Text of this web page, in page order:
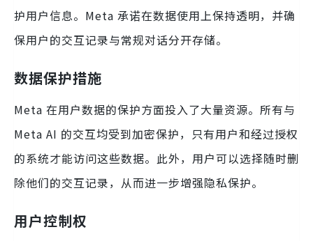
护用户信息。Meta 承诺在数据使用上保持透明，并确
保用户的交互记录与常规对话分开存储。
数据保护措施
Meta 在用户数据的保护方面投入了大量资源。所有与
Meta AI 的交互均受到加密保护，只有用户和经过授权
的系统才能访问这些数据。此外，用户可以选择随时删
除他们的交互记录，从而进一步增强隐私保护。
用户控制权